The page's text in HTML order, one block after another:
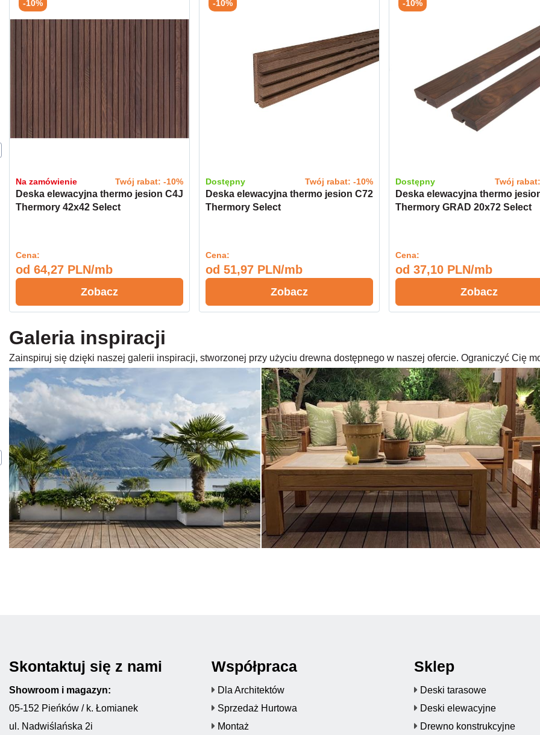
-10%
Na zamówienie Twój rabat: -10%
Deska elewacyjna thermo jesion C4J
Thermory 42x42 Select
Cena:
od 64,27 PLN/mb
Zobacz
-10%
Dostępny Twój rabat: -10%
Deska elewacyjna thermo jesion C72
Thermory Select
Cena:
od 51,97 PLN/mb
Zobacz
-10%
Dostępny Twój
Deska elewacyjna thermo
Thermory GRAD 20x72 Select
Cena:
od 37,10 PLN/mb
Zobacz
Galeria inspiracji
Zainspiruj się dzięki naszej galerii inspiracji, stworzonej przy użyciu drewna dostępnego w naszej ofercie. Ograniczyć Cię
Skontaktuj się z nami
Showroom i magazyn:
05-152 Pieńków / k. Łomianek
ul. Nadwiślańska 2i
Współpraca
Dla Architektów
Sprzedaż Hurtowa
Montaż
Sklep
Deski tarasowe
Deski elewacyjne
Drewno konstrukcyjne